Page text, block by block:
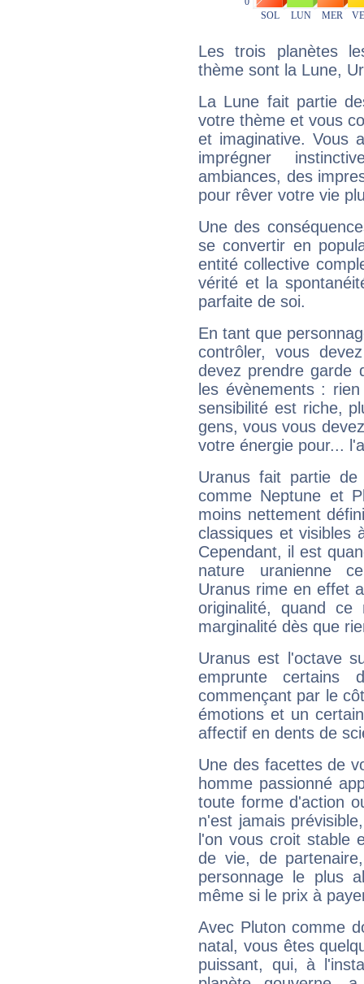
Les trois planètes
thème sont la Lune,
La Lune fait partie
votre thème et vous
et imaginative. Vous
imprégner
ambiances, des
pour rêver votre vie
Une des
se convertir en
entité collective
vérité et la
parfaite de soi.
En tant que
contrôler, vous
devez prendre garde
les évènements :
sensibilité est riche,
gens, vous vous
votre énergie pour...
Uranus fait partie
comme Neptune et
moins nettement
classiques et visibles
Cependant, il est
nature uranienne
Uranus rime en effet
originalité, quand ce
marginalité dès que
Uranus est l'octave
emprunte
commençant par le
émotions et un
affectif en dents de
Une des facettes de
homme passionné
toute forme d'action
n'est jamais
l'on vous croit stable
de vie, de
personnage le plus
même si le prix à
Avec Pluton comme
natal, vous êtes
puissant, qui, à